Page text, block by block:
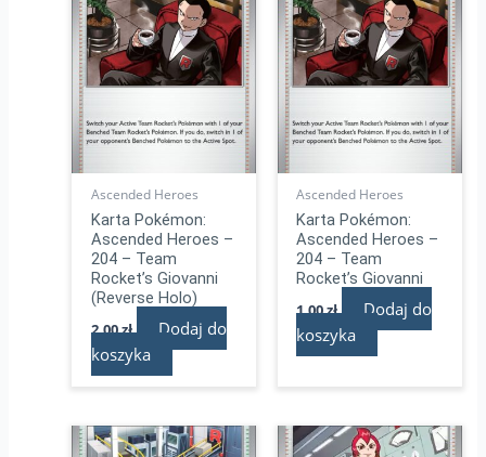
Ascended Heroes
Karta Pokémon:
Ascended Heroes –
204 – Team
Rocket’s Giovanni
(Reverse Holo)
2,00zł
Dodaj do
koszyka
Ascended Heroes
Karta Pokémon:
Ascended Heroes –
204 – Team
Rocket’s Giovanni
1,00zł
Dodaj do
koszyka